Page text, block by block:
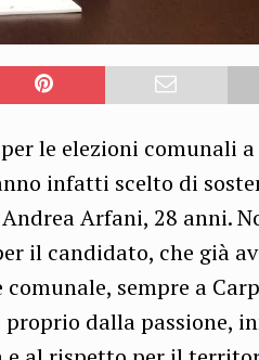
le elezioni comunali a
infatti scelto di
Arfani, 28 anni.
il candidato, che già
sempre a
dalla passione,